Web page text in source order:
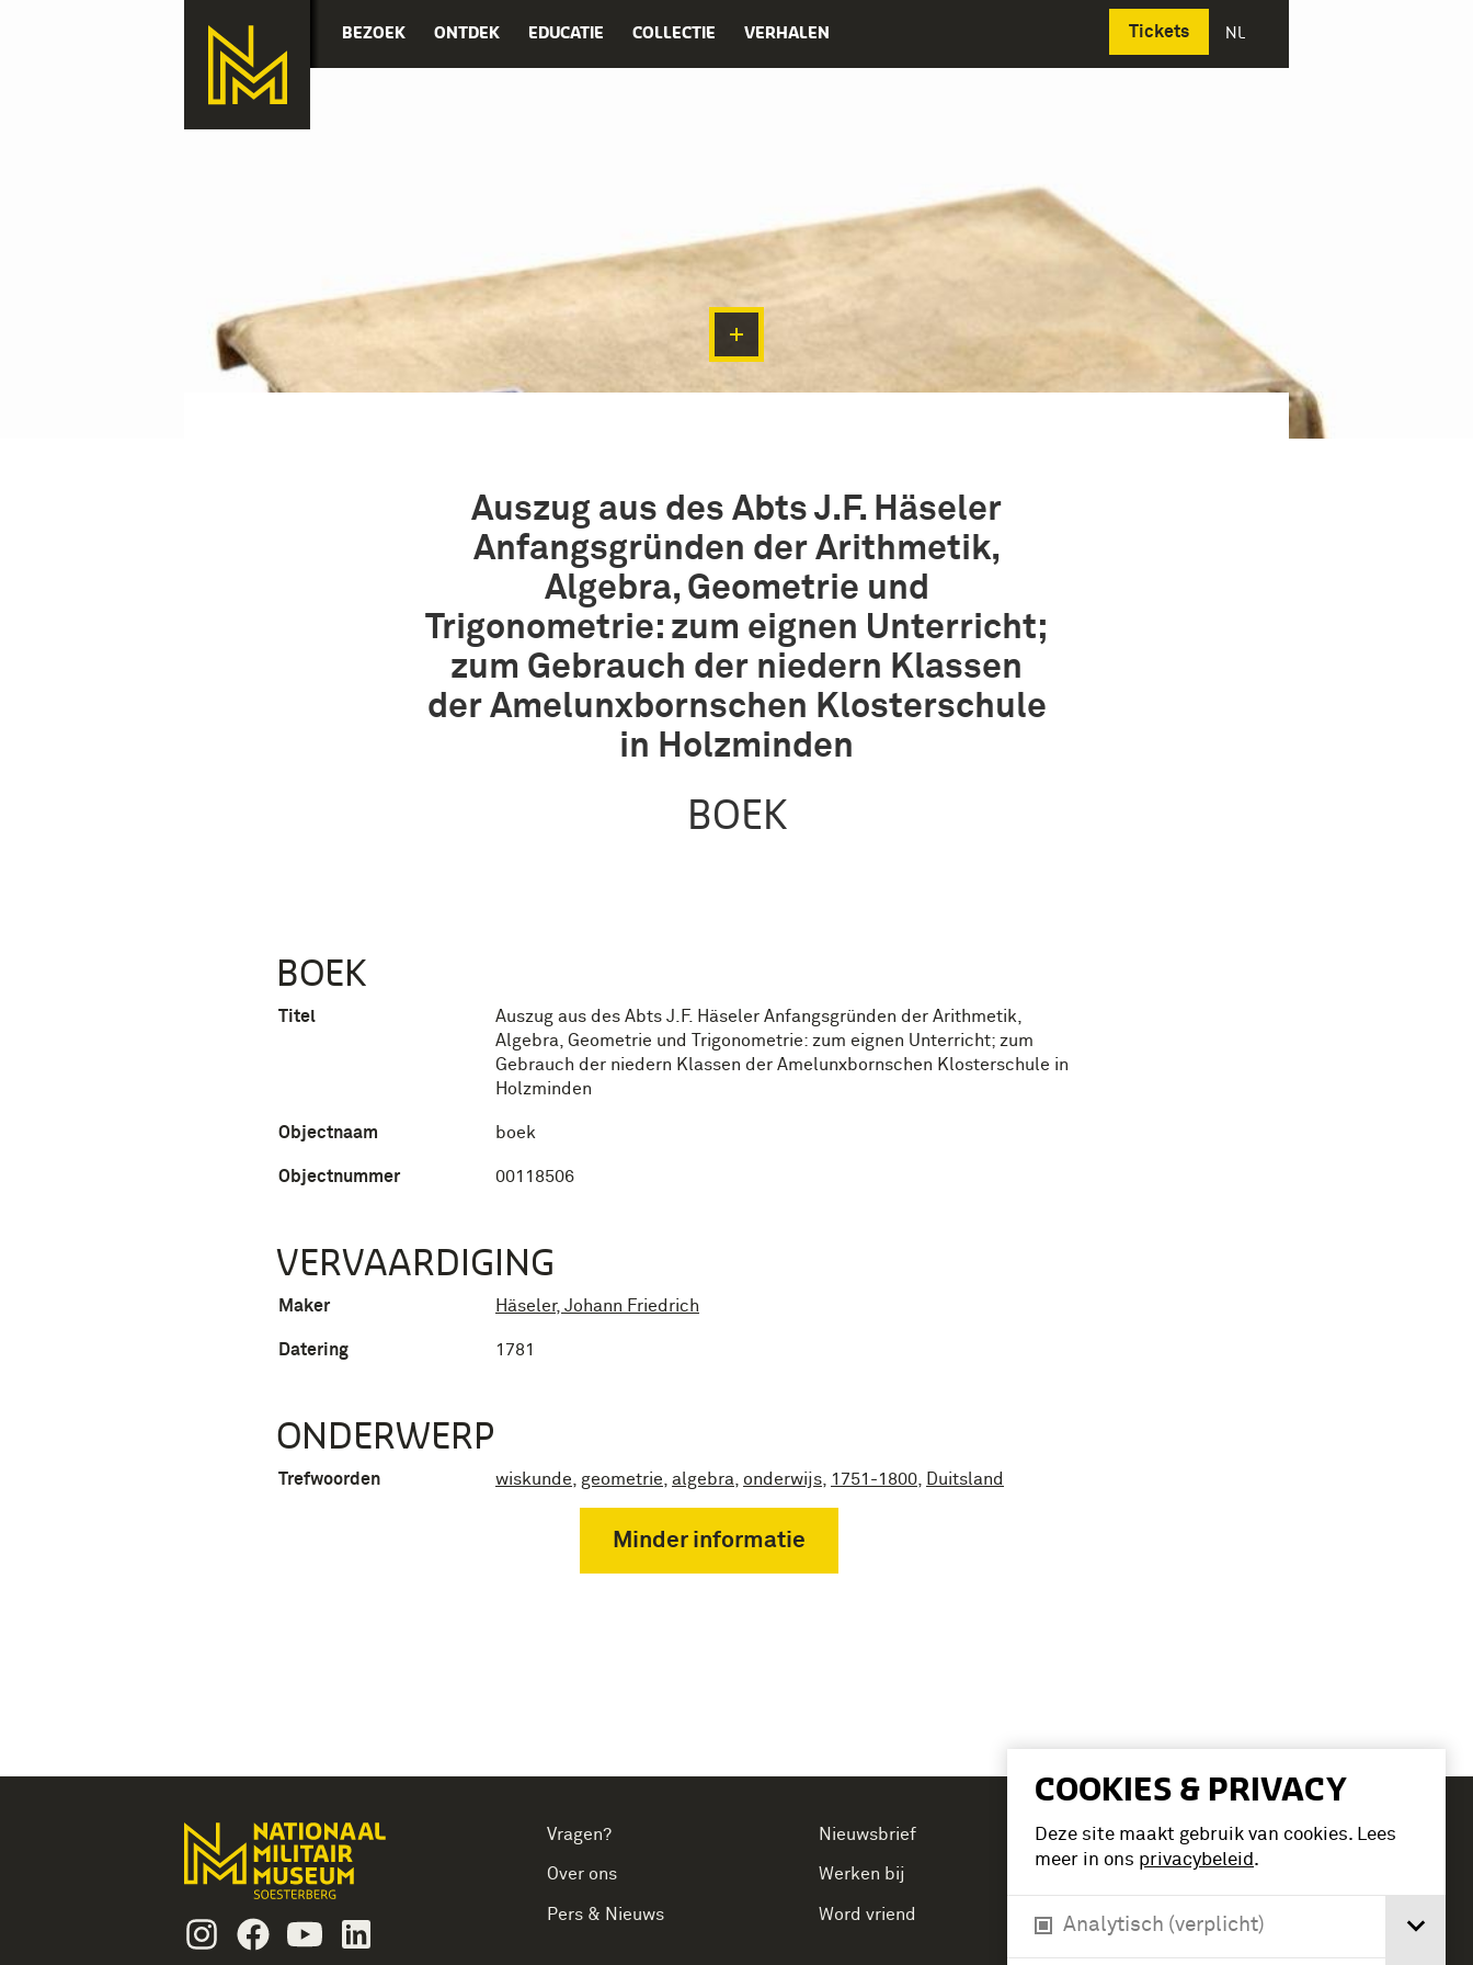
BEZOEK ONTDEK EDUCATIE COLLECTIE VERHALEN Tickets NL
Deutsch
COOKIES & PRIVACY
Deze site maakt gebruik van cookies. Lees
meer in ons privacybeleid.
Analytisch (verplicht)
Auszug aus des Abts J.F. Häseler
Anfangsgründen der Arithmetik,
Algebra, Geometrie und
Trigonometrie: zum eignen Unterricht;
zum Gebrauch der niedern Klassen
der Amelunxbornschen Klosterschule
in Holzminden
BOEK
BOEK
Titel
Auszug aus des Abts J.F. Häseler Anfangsgründen der Arithmetik,
Algebra, Geometrie und Trigonometrie: zum eignen Unterricht; zum
Gebrauch der niedern Klassen der Amelunxbornschen Klosterschule in
Holzminden
Objectnaam boek
Objectnummer 00118506
VERVAARDIGING
Maker Häseler, Johann Friedrich
Datering 1781
ONDERWERP
Trefwoorden wiskunde geometrie algebra onderwijs 1751-1800 Duitsland
Minder informatie
InstagramFacebookYoutube
Vragen?
Over ons
Pers & Nieuws
Nieuwsbrief
Werken bij
Word vriend
Tickets
Verlengde Paltzerweg 1